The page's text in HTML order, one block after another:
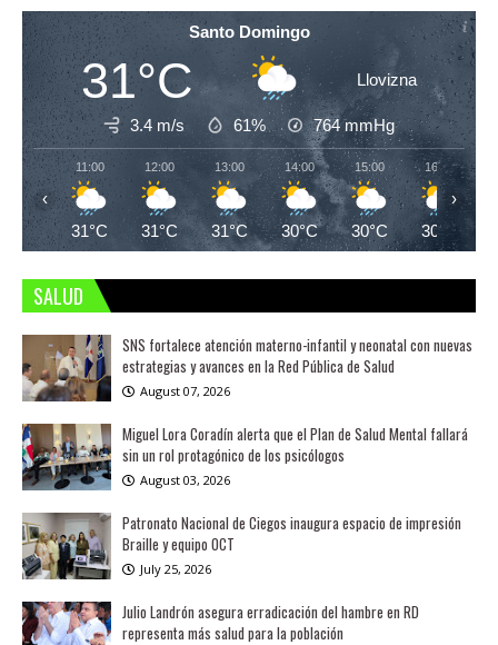
Santo Domingo
31°C Llovizna
3.4 m/s 61% 764mmHg
11:00
31°C
12:00
31°C
13:00
31°C
14:00
30°C
15:00
30°C
16:00
30°C
‹ ›
SALUD
SNS fortalece atención materno-infantil y neonatal con nuevas
estrategias y avances en la Red Pública de Salud
August 07, 2026
Miguel Lora Coradín alerta que el Plan de Salud Mental fallará
sin un rol protagónico de los psicólogos
August 03, 2026
Patronato Nacional de Ciegos inaugura espacio de impresión
Braille y equipo OCT
July 25, 2026
Julio Landrón asegura erradicación del hambre en RD
representa más salud para la población